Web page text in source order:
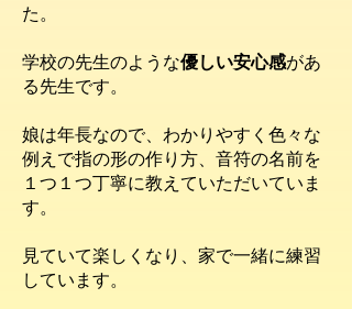
た。​
学校の先生のような優しい安心感があ
る先生です。
娘は年長なので、わかりやすく 色々な
例えで指の形の作り方、 音符の名前を
１つ１つ丁寧に教えていただいていま
す。
見ていて楽しくなり、家で一緒に練習
しています。